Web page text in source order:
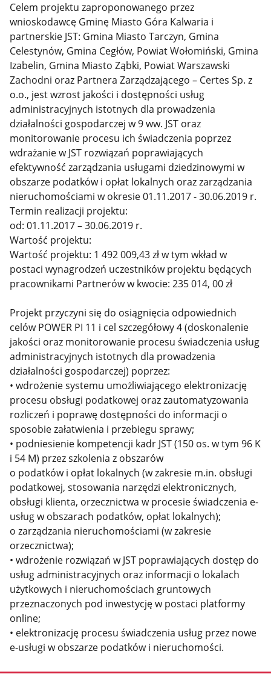
Celem projektu zaproponowanego przez
wnioskodawcę Gminę Miasto Góra Kalwaria i
partnerskie JST: Gmina Miasto Tarczyn, Gmina
Celestynów, Gmina Cegłów, Powiat Wołomiński, Gmina
Izabelin, Gmina Miasto Ząbki, Powiat Warszawski
Zachodni oraz Partnera Zarządzającego – Certes Sp. z
o.o., jest wzrost jakości i dostępności usług
administracyjnych istotnych dla prowadzenia
działalności gospodarczej w 9 ww. JST oraz
monitorowanie procesu ich świadczenia poprzez
wdrażanie w JST rozwiązań poprawiających
efektywność zarządzania usługami dziedzinowymi w
obszarze podatków i opłat lokalnych oraz zarządzania
nieruchomościami w okresie 01.11.2017 - 30.06.2019 r.
Termin realizacji projektu:
od: 01.11.2017 – 30.06.2019 r.
Wartość projektu:
Wartość projektu: 1 492 009,43 zł w tym wkład w
postaci wynagrodzeń uczestników projektu będących
pracownikami Partnerów w kwocie: 235 014, 00 zł
Projekt przyczyni się do osiągnięcia odpowiednich
celów POWER PI 11 i cel szczegółowy 4 (doskonalenie
jakości oraz monitorowanie procesu świadczenia usług
administracyjnych istotnych dla prowadzenia
działalności gospodarczej) poprzez:
• wdrożenie systemu umożliwiającego elektronizację
procesu obsługi podatkowej oraz zautomatyzowania
rozliczeń i poprawę dostępności do informacji o
sposobie załatwienia i przebiegu sprawy;
• podniesienie kompetencji kadr JST (150 os. w tym 96 K
i 54 M) przez szkolenia z obszarów
o podatków i opłat lokalnych (w zakresie m.in. obsługi
podatkowej, stosowania narzędzi elektronicznych,
obsługi klienta, orzecznictwa w procesie świadczenia e-
usług w obszarach podatków, opłat lokalnych);
o zarządzania nieruchomościami (w zakresie
orzecznictwa);
• wdrożenie rozwiązań w JST poprawiających dostęp do
usług administracyjnych oraz informacji o lokalach
użytkowych i nieruchomościach gruntowych
przeznaczonych pod inwestycję w postaci platformy
online;
• elektronizację procesu świadczenia usług przez nowe
e-usługi w obszarze podatków i nieruchomości.